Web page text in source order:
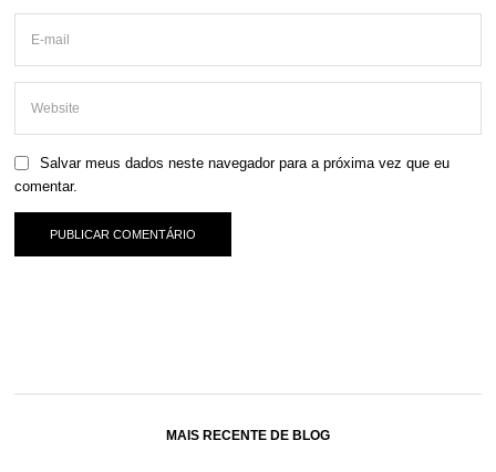
Salvar meus dados neste navegador para a próxima vez que eu
comentar.
MAIS RECENTE DE BLOG